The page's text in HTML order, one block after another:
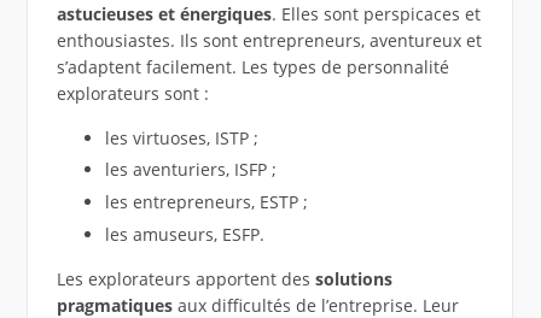
astucieuses et énergiques. Elles sont perspicaces et
enthousiastes. Ils sont entrepreneurs, aventureux et
s’adaptent facilement. Les types de personnalité
explorateurs sont :
les virtuoses, ISTP ;
les aventuriers, ISFP ;
les entrepreneurs, ESTP ;
les amuseurs, ESFP.
Les explorateurs apportent des solutions
pragmatiquesaux difficultés de l’entreprise. Leur